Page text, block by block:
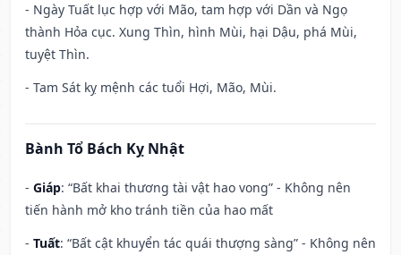
- Ngày Tuất lục hợp với Mão, tam hợp với Dần và Ngọ
thành Hỏa cục. Xung Thìn, hình Mùi, hại Dậu, phá Mùi,
tuyệt Thìn.
- Tam Sát kỵ mệnh các tuổi Hợi, Mão, Mùi.
Bành Tổ Bách Kỵ Nhật
- Giáp: “Bất khai thương tài vật hao vong” - Không nên
tiến hành mở kho tránh tiền của hao mất
- Tuất: “Bất cật khuyển tác quái thượng sàng” - Không nên